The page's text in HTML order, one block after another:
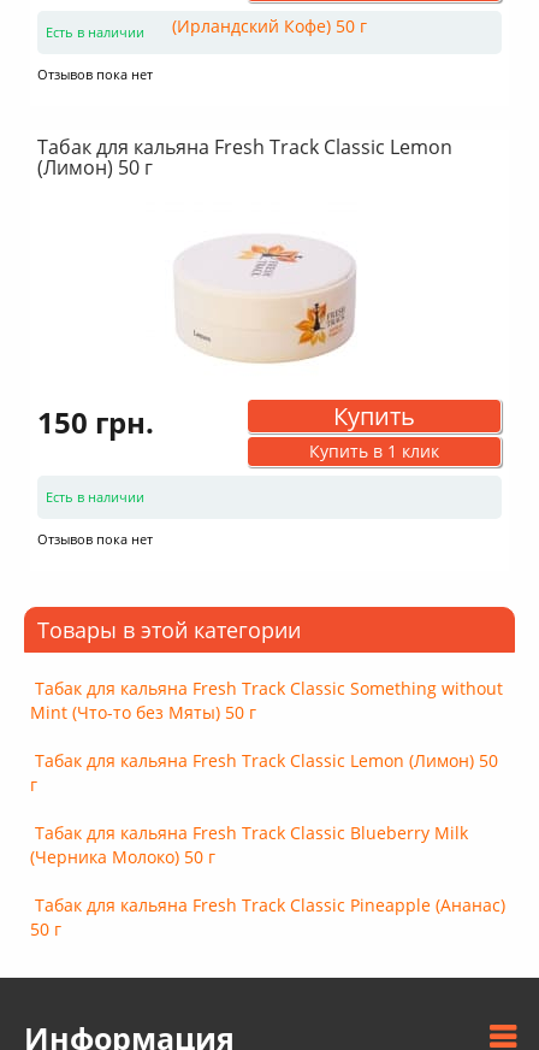
Есть в наличии
Отзывов пока нет
Табак для кальяна Fresh Track Classic Lemon
(Лимон) 50 г
150 грн. Купить
Купить в 1 клик
Есть в наличии
Отзывов пока нет
Товары в этой категории
Табак для кальяна Fresh Track Classic Something without
Mint (Что-то без Мяты) 50 г
Табак для кальяна Fresh Track Classic Lemon (Лимон) 50
г
Табак для кальяна Fresh Track Classic Blueberry Milk
(Черника Молоко) 50 г
Табак для кальяна Fresh Track Classic Pineapple (Ананас)
50 г
Информация